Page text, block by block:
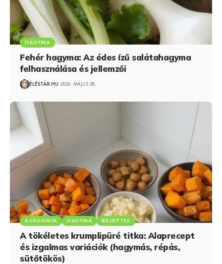
HAGYMA
Fehér hagyma: Az édes ízű salátahagyma
felhasználása és jellemzői
ÉLÉSTÁR.HU 2026. MÁJUS 28.
BURGONYA HAGYMA RECEPTEK
A tökéletes krumplipüré titka: Alaprecept
és izgalmas variációk (hagymás, répás,
sütőtökös)